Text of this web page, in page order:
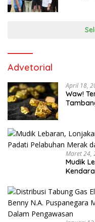
Advetorial
April 18,
Waw!
Maret 24,
Mudik